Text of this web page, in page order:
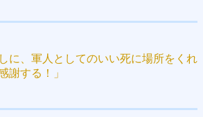
に、軍人としてのいい死に場所をくれ
謝する！」